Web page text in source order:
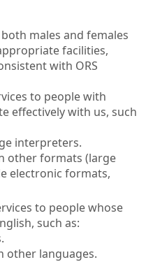
males and females
facilities,
with ORS
to people with
effectively with us, such
interpreters.
other formats (large
electronic formats,
to people whose
such as:
languages.